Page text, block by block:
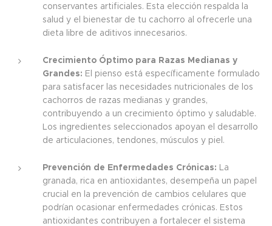
conservantes artificiales. Esta elección respalda la
salud y el bienestar de tu cachorro al ofrecerle una
dieta libre de aditivos innecesarios.
Crecimiento Óptimo para Razas Medianas y
Grandes: El pienso está específicamente formulado
para satisfacer las necesidades nutricionales de los
cachorros de razas medianas y grandes,
contribuyendo a un crecimiento óptimo y saludable.
Los ingredientes seleccionados apoyan el desarrollo
de articulaciones, tendones, músculos y piel.
Prevención de Enfermedades Crónicas: La
granada, rica en antioxidantes, desempeña un papel
crucial en la prevención de cambios celulares que
podrían ocasionar enfermedades crónicas. Estos
antioxidantes contribuyen a fortalecer el sistema